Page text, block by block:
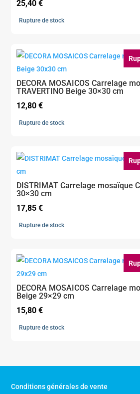
25,40€
Rupture de stock
DECORA MOSAICOS Carrelage
TRAVERTINO Beige 30×30 cm
12,80€
Rupture de stock
DISTRIMAT Carrelage mosaïque
30×30 cm
17,85€
Rupture de stock
DECORA MOSAICOS Carrelage
Beige 29×29 cm
15,80€
Rupture de stock
Conditions générales de vente